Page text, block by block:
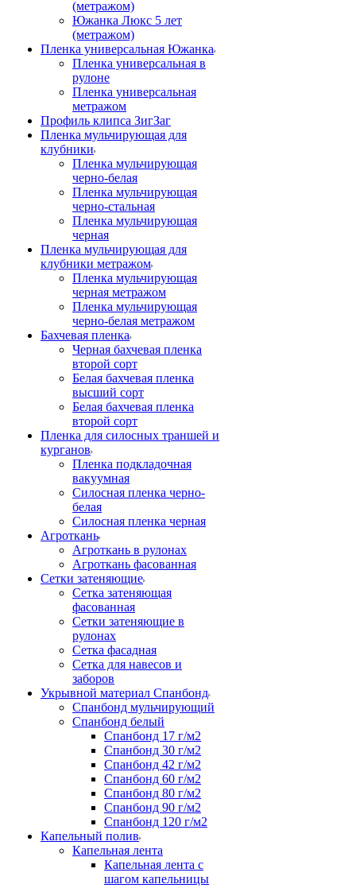
(метражом)
Южанка Люкс 5 лет
(метражом)
Пленка универсальная Южанка
Пленка универсальная в
рулоне
Пленка универсальная
метражом
Профиль клипса ЗигЗаг
Пленка мульчирующая для
клубники
Пленка мульчирующая
черно-белая
Пленка мульчирующая
черно-стальная
Пленка мульчирующая
черная
Пленка мульчирующая для
клубники метражом
Пленка мульчирующая
черная метражом
Пленка мульчирующая
черно-белая метражом
Бахчевая пленка
Черная бахчевая пленка
второй сорт
Белая бахчевая пленка
высший сорт
Белая бахчевая пленка
второй сорт
Пленка для силосных траншей и
курганов
Пленка подкладочная
вакуумная
Силосная пленка черно-
белая
Силосная пленка черная
Агроткань
Агроткань в рулонах
Агроткань фасованная
Сетки затеняющие
Сетка затеняющая
фасованная
Сетки затеняющие в
рулонах
Сетка фасадная
Сетка для навесов и
заборов
Укрывной материал Спанбонд
Спанбонд мульчирующий
Спанбонд белый
Спанбонд 17 г/м2
Спанбонд 30 г/м2
Спанбонд 42 г/м2
Спанбонд 60 г/м2
Спанбонд 80 г/м2
Спанбонд 90 г/м2
Спанбонд 120 г/м2
Капельный полив
Капельная лента
Капельная лента с
шагом капельницы